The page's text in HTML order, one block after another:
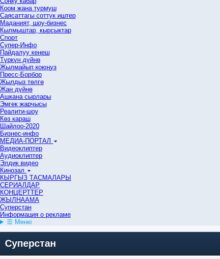
Коом жана турмуш
Саясаттагы соттук иштер
Маданият, шоу-бизнес
Кылмыштар, кырсыктар
Спорт
Супер-Инфо
Пайдалуу кеңеш
Түркүн дүйнө
Жылмайып коюңуз
Пресс-Борбор
Жылдыз төлгө
Жан дүйнө
Ашкана сырлары
Эмгек жарчысы
Реалити-шоу
Көз караш
Шайлоо-2020
Бизнес-инфо
МЕДИА-ПОРТАЛ
Видеоклиптер
Аудиоклиптер
Элдик видео
Кинозал
КЫРГЫЗ ТАСМАЛАРЫ
СЕРИАЛДАР
КОНЦЕРТТЕР
ЖЫЛНААМА
Суперстан
Информация о рекламе
☰ Меню
Суперстан